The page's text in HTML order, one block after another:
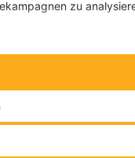
zu
›